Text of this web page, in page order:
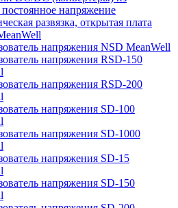
напряжение
развязка, открытая плата
напряжения NSD MeanWell
напряжения RSD-150
напряжения RSD-200
напряжения SD-100
напряжения SD-1000
напряжения SD-15
напряжения SD-150